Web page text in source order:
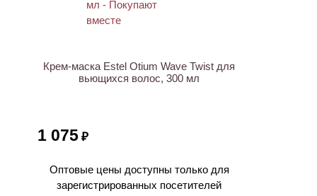
Крем-маска Estel Otium Wave Twist для
вьющихся волос, 300 мл
1 075 ₽
Оптовые цены доступны только для
зарегистрированных посетителей